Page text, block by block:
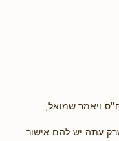
ויאמר שמואל,
עתה יש להם אישור